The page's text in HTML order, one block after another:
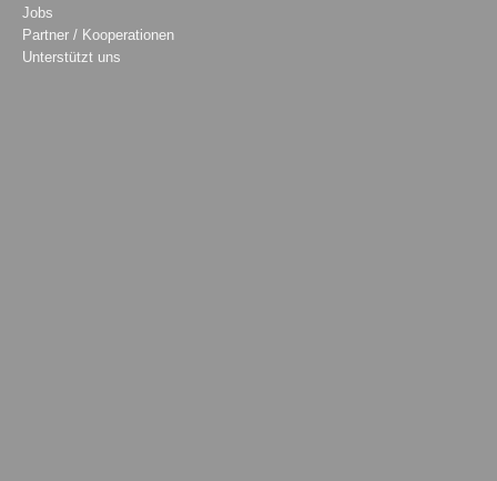
Jobs
Partner / Kooperationen
Unterstützt uns